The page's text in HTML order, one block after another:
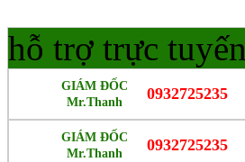
hỗ trợ trực tuyến
GIÁM ĐỐC
Mr.Thanh
0932725235
GIÁM ĐỐC
Mr.Thanh
0932725235